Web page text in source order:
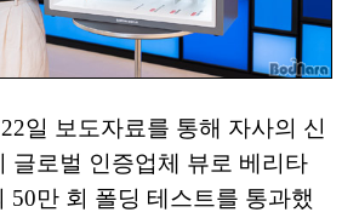
일 보도자료를 통해 자사의 신
글로벌 인증업체 뷰로 베리타
50만 회 폴딩 테스트를 통과했